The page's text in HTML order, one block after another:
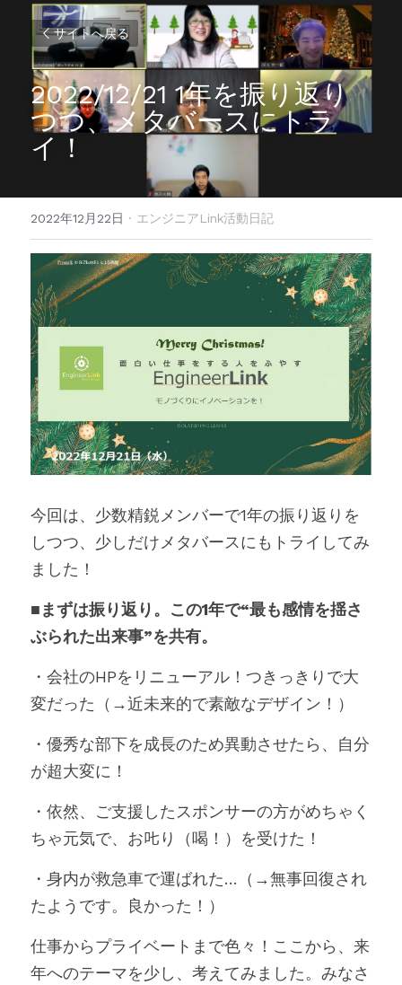
サイトへ戻る
2022/12/21 1年を振り返り
つつ、メタバースにトラ
イ！
2022年12月22日 · エンジニアLink活動日記
今回は、少数精鋭メンバーで1年の振り返りを
しつつ、少しだけメタバースにもトライしてみ
ました！
■まずは振り返り。この1年で“最も感情を揺さ
ぶられた出来事”を共有。
・会社のHPをリニューアル！つきっきりで大
変だった（→近未来的で素敵なデザイン！）
・優秀な部下を成長のため異動させたら、自分
が超大変に！
・依然、ご支援したスポンサーの方がめちゃく
ちゃ元気で、お𠮟り（喝！）を受けた！
・身内が救急車で運ばれた…（→無事回復され
たようです。良かった！）
仕事からプライベートまで色々！ここから、来
年へのテーマを少し、考えてみました。みなさ